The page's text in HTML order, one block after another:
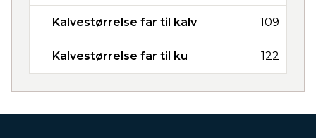
Kalvestørrelse far til kalv 109
Kalvestørrelse far til ku 122